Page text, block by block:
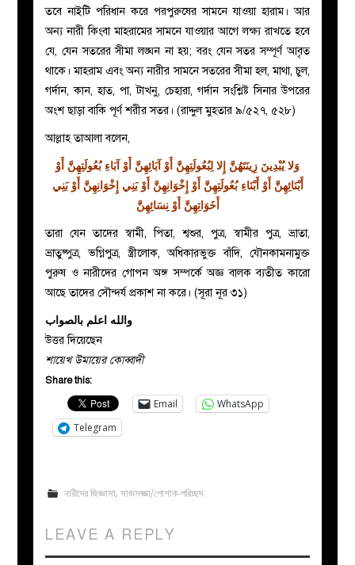
তবে নাইটি পরিধান করে পরপুরুষের সামনে যাওয়া হারাম। আর
অন্য নারী কিংবা মাহরামের সামনে যাওয়ার আগে লক্ষ্য রাখতে হবে
যে, যেন সতরের সীমা লঙ্ঘন না হয়; বরং যেন সতর সম্পূর্ণ আবৃত
থাকে। মাহরাম এবং অন্য নারীর সামনে সতরের সীমা হল, মাথা, চুল,
গর্দান, কান, হাত, পা, টাখনু, চেহারা, গর্দান সংশ্লিষ্ট সিনার উপরের
অংশ ছাড়া বাকি পূর্ণ শরীর সতর। (রাদ্দুল মুহতার ৯/৫২৭, ৫২৮)
আল্লাহ তাআলা বলেন,
وَلا يُبْدِينَ زِينَتَهُنَّ إِلا لِبُعُولَتِهِنَّ أَوْ آبَائِهِنَّ أَوْ آبَاءِ بُعُولَتِهِنَّ أَوْ
أَبْنَائِهِنَّ أَوْ أَبْنَاءِ بُعُولَتِهِنَّ أَوْ إِخْوَانِهِنَّ أَوْ بَنِي إِخْوَانِهِنَّ أَوْ بَنِي
أَخَوَاتِهِنَّ أَوْ نِسَائِهِنَّ
তারা যেন তাদের স্বামী, পিতা, শ্বশুর, পুত্র, স্বামীর পুত্র, ভ্রাতা,
ভ্রাতুষ্পুত্র, ভগ্নিপুত্র, স্ত্রীলোক, অধিকারভুক্ত বাঁদি, যৌনকামনামুক্ত
পুরুষ ও নারীদের গোপন অঙ্গ সম্পর্কে অজ্ঞ বালক ব্যতীত কারো
আছে তাদের সৌন্দর্য প্রকাশ না করে। (সূরা নূর ৩১)
والله اعلم بالصواب
উত্তর দিয়েছেন
শায়েখ উমায়ের কোব্বাদী
Share this:
Email
WhatsApp
Telegram
নারীদের জিজ্ঞাসা, সাজসজ্জা/পোশাক-পরিচ্ছদ
LEAVE A REPLY